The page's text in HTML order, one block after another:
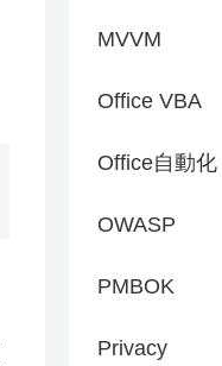
MVVM
Office VBA
Office自動化
OWASP
PMBOK
Privacy